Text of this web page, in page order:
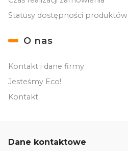
Statusy dostępności produktów
O nas
Kontakt i dane firmy
Jesteśmy Eco!
Kontakt
Dane kontaktowe